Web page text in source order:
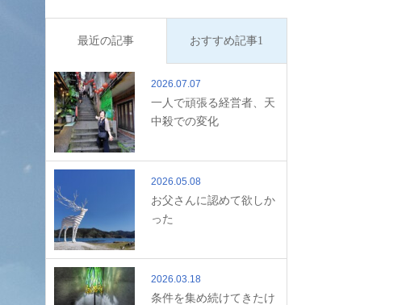
最近の記事 おすすめ記事1
2026.07.07
一人で頑張る経営者、天
中殺での変化
2026.05.08
お父さんに認めて欲しか
った
2026.03.18
条件を集め続けてきたけ